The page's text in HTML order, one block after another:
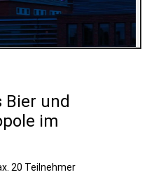
Bier und
im
20 Teilnehmer